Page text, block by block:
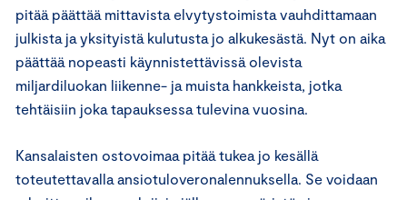
pitää päättää mittavista elvytystoimista vauhdittamaan
julkista ja yksityistä kulutusta jo alkukesästä. Nyt on aika
päättää nopeasti käynnistettävissä olevista
miljardiluokan liikenne- ja muista hankkeista, jotka
tehtäisiin joka tapauksessa tulevina vuosina.
Kansalaisten ostovoimaa pitää tukea jo kesällä
toteutettavalla ansiotuloveronalennuksella. Se voidaan